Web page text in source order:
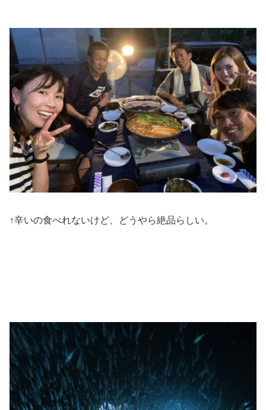
↑辛いの食べれないけど、どうやら絶品らしい。